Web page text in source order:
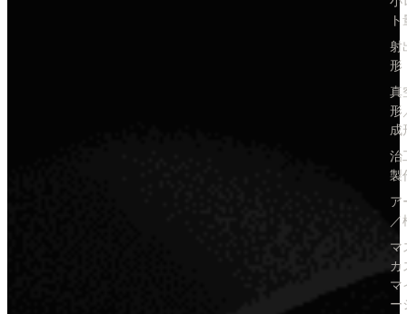
射
形
真
形
成
治
製
ア
／
マ
カ
マ
ー